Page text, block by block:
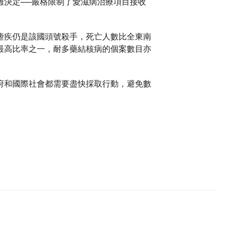
仍是該國頭號殺手，死亡人數比全東南
比率之一，耐多藥結核病的個案數目亦
國際社會都需要盡快採取行動，避免數